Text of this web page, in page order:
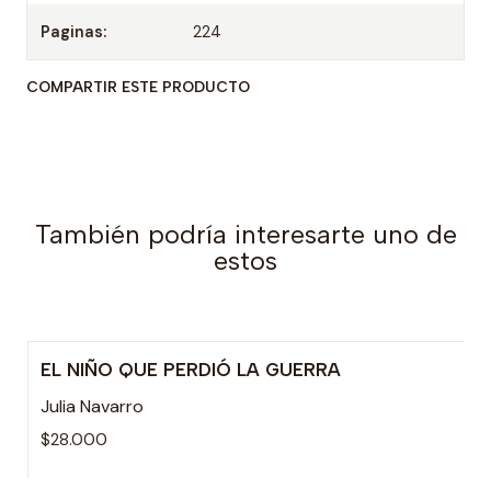
Paginas: 224
COMPARTIR ESTE PRODUCTO
También podría interesarte uno de
estos
EL NIÑO QUE PERDIÓ LA GUERRA
Julia Navarro
$28.000